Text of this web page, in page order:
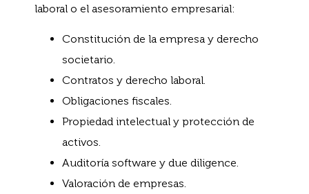
laboral o el asesoramiento empresarial:
Constitución de la empresa y derecho
societario.
Contratos y derecho laboral.
Obligaciones fiscales.
Propiedad intelectual y protección de
activos.
Auditoría software y due diligence.
Valoración de empresas.